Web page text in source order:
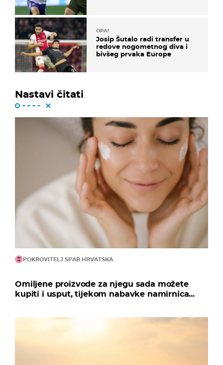
OPA!
Josip Šutalo radi transfer u
redove nogometnog diva i
bivšeg prvaka Europe
Nastavi čitati
POKROVITELJ SPAR HRVATSKA
Omiljene proizvode za njegu sada možete
kupiti i usput, tijekom nabavke namirnica...